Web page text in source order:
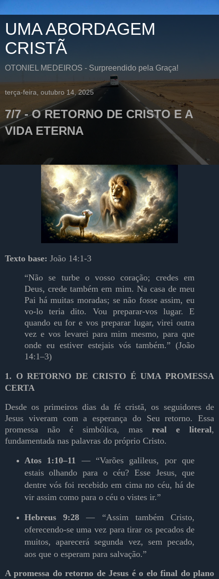
UMA ABORDAGEM
CRISTÃ
OTONIEL MEDEIROS - Surpreendido pela Graça!
terça-feira, outubro 14, 2025
7/7 - O RETORNO DE CRISTO E A
VIDA ETERNA
Texto base: João 14:1-3
“Não se turbe o vosso coração; credes em
Deus, crede também em mim. Na casa de meu
Pai há muitas moradas; se não fosse assim, eu
vo-lo teria dito. Vou preparar-vos lugar. E
quando eu for e vos preparar lugar, virei outra
vez e vos levarei para mim mesmo, para que
onde eu estiver estejais vós também.” (João
14:1–3)
1. O RETORNO DE CRISTO É UMA PROMESSA
CERTA
Desde os primeiros dias da fé cristã, os seguidores de
Jesus viveram com a esperança do Seu retorno. Essa
promessa não é simbólica, mas real e literal,
fundamentada nas palavras do próprio Cristo.
Atos 1:10–11
— “Varões galileus, por que
estais olhando para o céu? Esse Jesus, que
dentre vós foi recebido em cima no céu, há de
vir assim como para o céu o vistes ir.”
Hebreus 9:28— “Assim também Cristo,
oferecendo-se uma vez para tirar os pecados de
muitos, aparecerá segunda vez, sem pecado,
aos que o esperam para salvação.”
A promessa do retorno de Jesus é o elo final do plano